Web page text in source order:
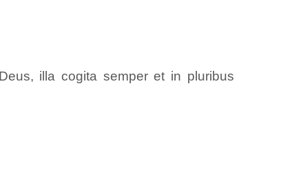
illa cogita semper et in pluribus